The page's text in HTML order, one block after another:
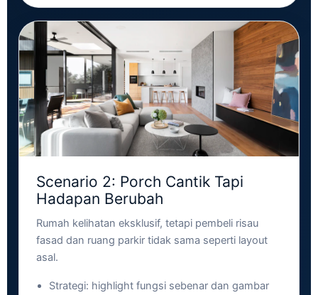
Scenario 2: Porch Cantik Tapi
Hadapan Berubah
Rumah kelihatan eksklusif, tetapi pembeli risau
fasad dan ruang parkir tidak sama seperti layout
asal.
Strategi: highlight fungsi sebenar dan gambar